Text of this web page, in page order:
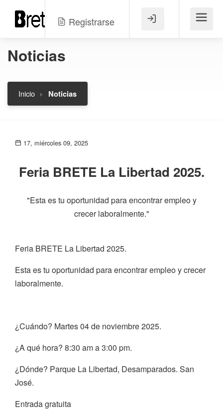
Registrarse Menú
Noticias
Inicio Noticias
17, miércoles 09, 2025
Feria BRETE La Libertad 2025.
"Esta es tu oportunidad para encontrar empleo y
crecer laboralmente."
Feria BRETE La Libertad 2025.
Esta es tu oportunidad para encontrar empleo y crecer
laboralmente.
¿Cuándo? Martes 04 de noviembre 2025.
¿A qué hora? 8:30 am a 3:00 pm.
¿Dónde? Parque La Libertad, Desamparados. San
José.
Entrada gratuita